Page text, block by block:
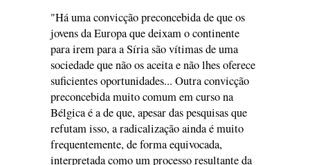
"Há uma convicção preconcebida de que os
jovens da Europa que deixam o continente
para irem para a Síria são vítimas de uma
sociedade que não os aceita e não lhes oferece
suficientes oportunidades... Outra convicção
preconcebida muito comum em curso na
Bélgica é a de que, apesar das pesquisas que
refutam isso, a radicalização ainda é muito
frequentemente, de forma equivocada,
interpretada como um processo resultante da